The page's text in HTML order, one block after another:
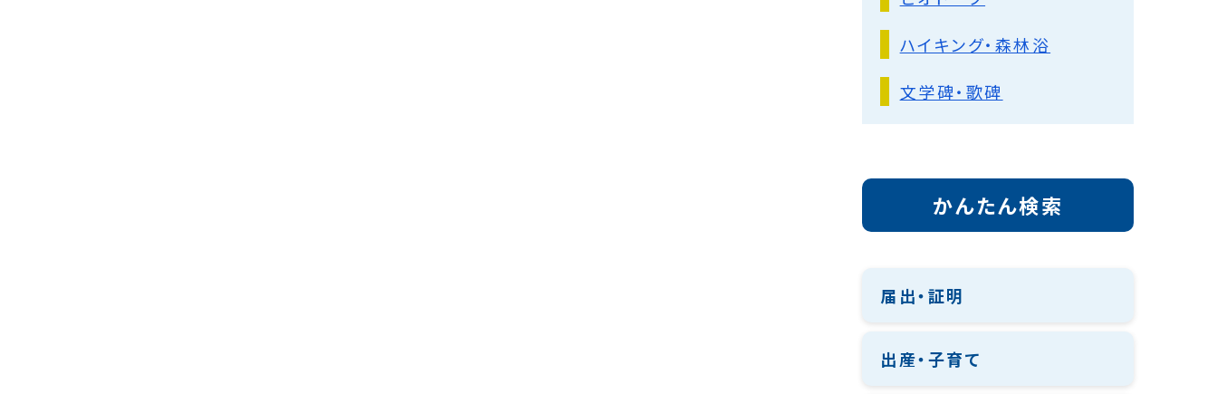
ハイキング・森林浴
文学碑・歌碑
かんたん検索
届出・証明
出産・子育て